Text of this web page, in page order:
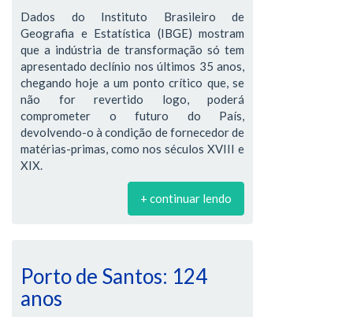
Dados do Instituto Brasileiro de
Geografia e Estatística (IBGE) mostram
que a indústria de transformação só tem
apresentado declínio nos últimos 35 anos,
chegando hoje a um ponto crítico que, se
não for revertido logo, poderá
comprometer o futuro do País,
devolvendo-o à condição de fornecedor de
matérias-primas, como nos séculos XVIII e
XIX.
+ continuar lendo
Porto de Santos: 124
anos